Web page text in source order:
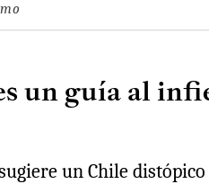
un guía al
un Chile